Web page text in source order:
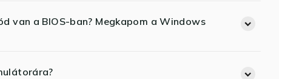
van a BIOS-ban? Megkapom a Windows